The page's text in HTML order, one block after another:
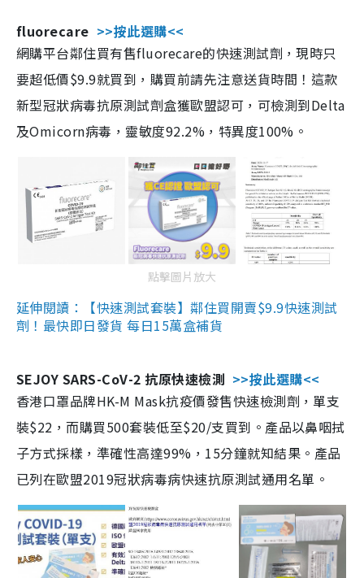
fluorecare >>按此選購<<
網購平台鄰住買有售fluorecare的快速測試劑，現時只
要超低價$9.9就買到，購買前請先注意送貨時間！這款
新型冠狀病毒抗原測試劑盒獲歐盟認可，可檢測到Delta
及Omicorn病毒，靈敏度92.2%，特異度100%。
點擊圖片放大
延伸閱讀：【快速測試套裝】鄰住買開賣$9.9快速測試
劑！最快即日發貨 每日15萬盒補貨
SEJOY SARS-CoV-2 抗原快速檢測 >>按此選購<<
香港口罩品牌HK-M Mask抗疫價發售快速檢測劑，單支
裝$22，而購買500套裝低至$20/支買到。產品以鼻咽拭
子方式採樣，準確性高達99%，15分鐘就知結果。產品
已列在歐盟2019冠狀病毒病快速抗原測試通用名單。